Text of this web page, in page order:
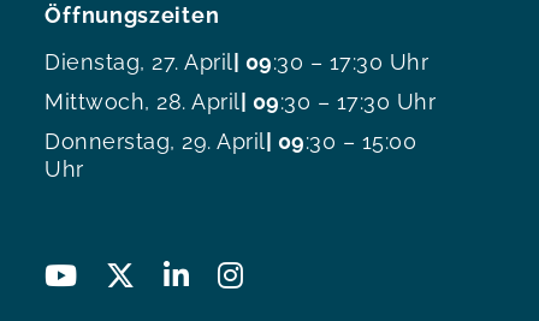
Öffnungszeiten
Dienstag, 27. April| 09:30 – 17:30 Uhr
Mittwoch, 28. April| 09:30 – 17:30 Uhr
Donnerstag, 29. April| 09:30 – 15:00
Uhr